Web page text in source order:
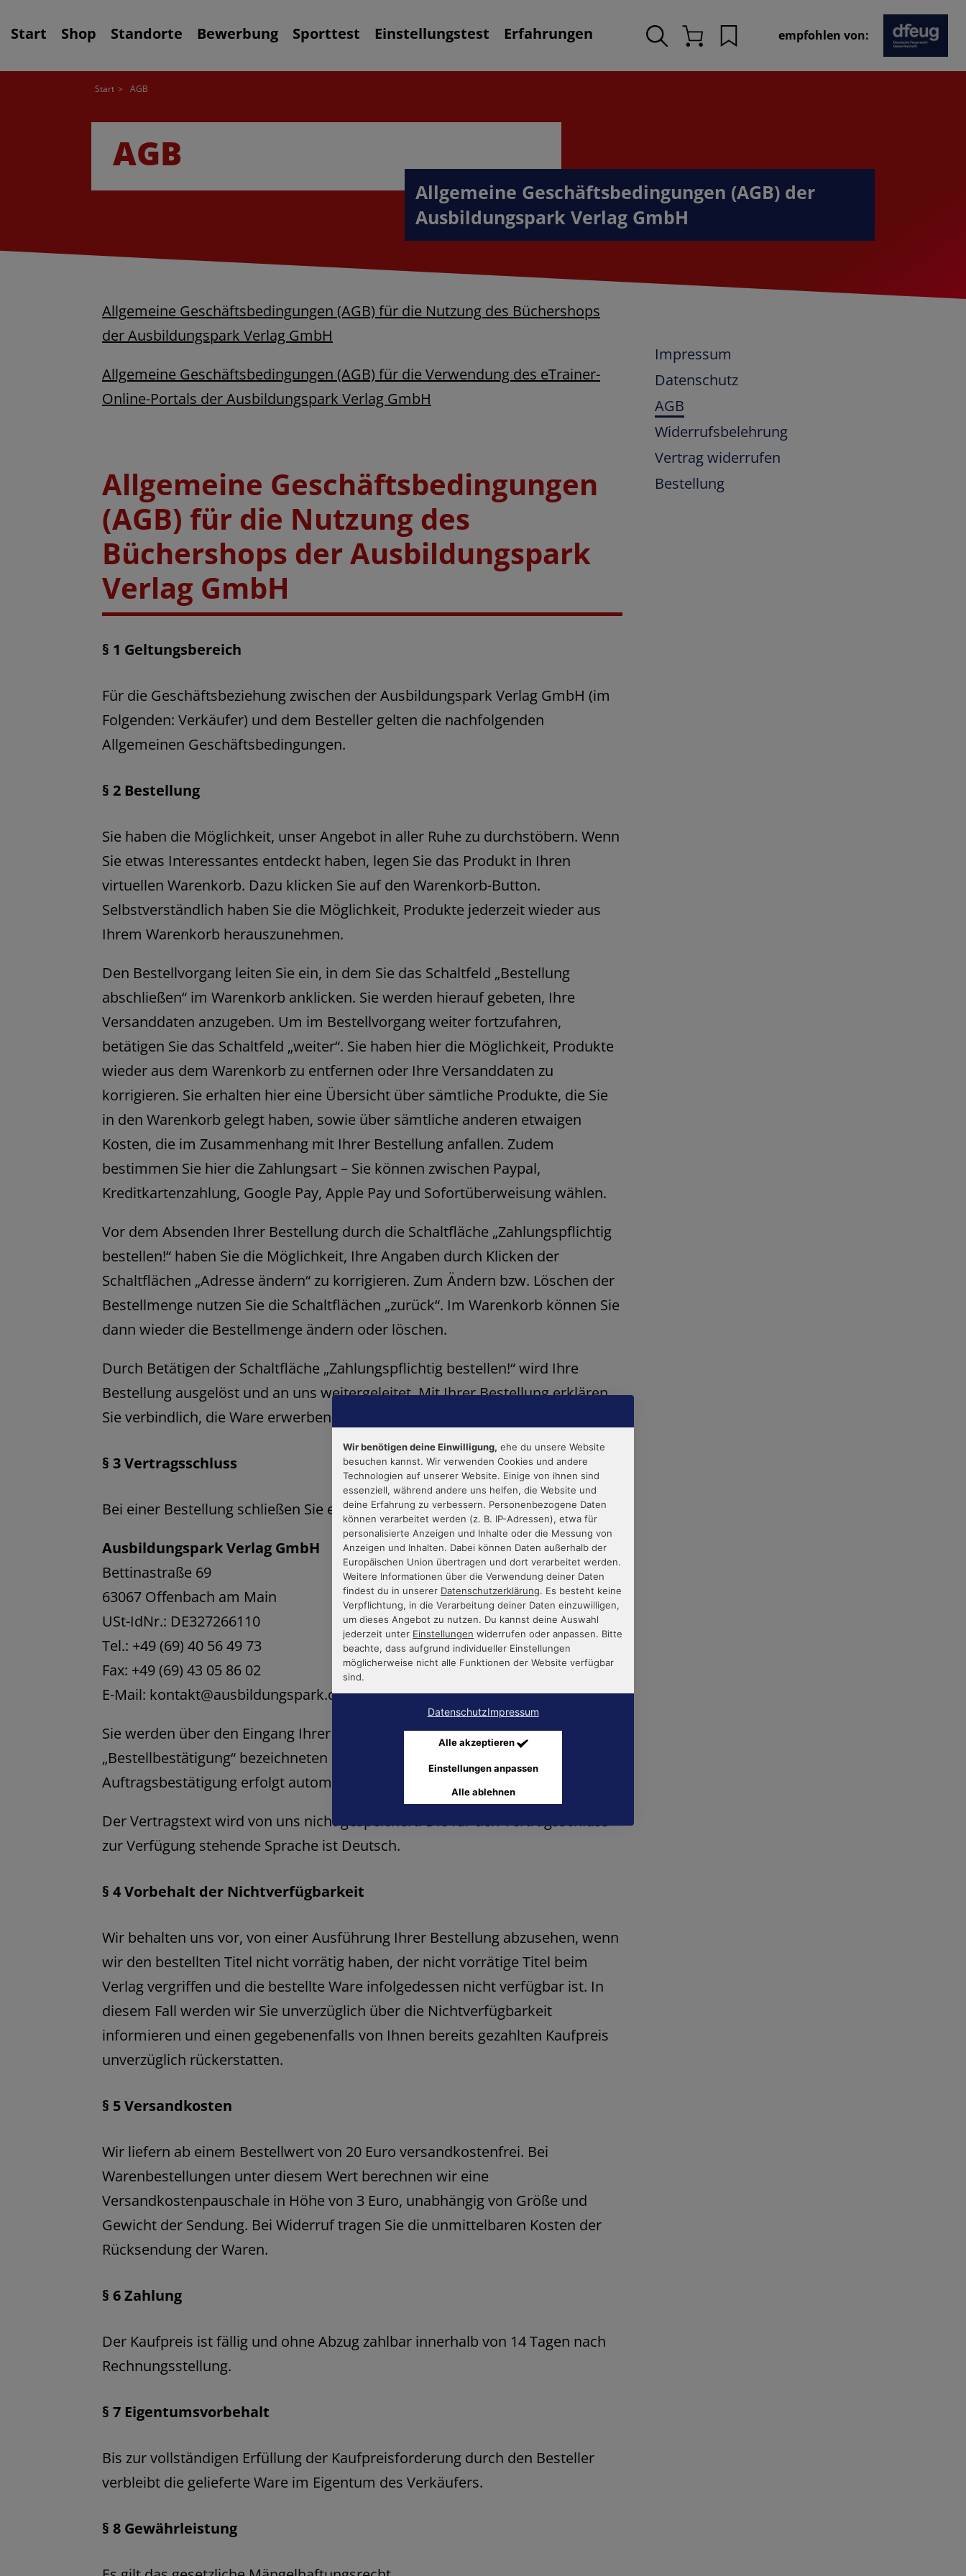
Start Shop Standorte Bewerbung Sporttest Einstellungstest
Erfahrungen
Merkliste
empfohlen von:
Start AGB
AGB
Allgemeine Geschäftsbedingungen (AGB) der
Ausbildungspark Verlag GmbH
Allgemeine Geschäftsbedingungen (AGB) für die Nutzung des Büchershops
der Ausbildungspark Verlag GmbH
Allgemeine Geschäftsbedingungen (AGB) für die Verwendung des eTrainer-
Online-Portals der Ausbildungspark Verlag GmbH
Allgemeine Geschäftsbedingungen
(AGB) für die Nutzung des
Büchershops der Ausbildungspark
Verlag GmbH
§ 1 Geltungsbereich
Für die Geschäftsbeziehung zwischen der Ausbildungspark Verlag GmbH (im
Folgenden: Verkäufer) und dem Besteller gelten die nachfolgenden
Allgemeinen Geschäftsbedingungen.
§ 2 Bestellung
Sie haben die Möglichkeit, unser Angebot in aller Ruhe zu durchstöbern. Wenn
Sie etwas Interessantes entdeckt haben, legen Sie das Produkt in Ihren
virtuellen Warenkorb. Dazu klicken Sie auf den Warenkorb-Button.
Selbstverständlich haben Sie die Möglichkeit, Produkte jederzeit wieder aus
Ihrem Warenkorb herauszunehmen.
Den Bestellvorgang leiten Sie ein, in dem Sie das Schaltfeld „Bestellung
abschließen“ im Warenkorb anklicken. Sie werden hierauf gebeten, Ihre
Versanddaten anzugeben. Um im Bestellvorgang weiter fortzufahren,
betätigen Sie das Schaltfeld „weiter“. Sie haben hier die Möglichkeit, Produkte
wieder aus dem Warenkorb zu entfernen oder Ihre Versanddaten zu
korrigieren. Sie erhalten hier eine Übersicht über sämtliche Produkte, die Sie
in den Warenkorb gelegt haben, sowie über sämtliche anderen etwaigen
Kosten, die im Zusammenhang mit Ihrer Bestellung anfallen. Zudem
bestimmen Sie hier die Zahlungsart – Sie können zwischen Paypal,
Kreditkartenzahlung, Google Pay, Apple Pay und Sofortüberweisung wählen.
Vor dem Absenden Ihrer Bestellung durch die Schaltfläche „Zahlungspflichtig
bestellen!“ haben Sie die Möglichkeit, Ihre Angaben durch Klicken der
Schaltflächen „Adresse ändern“ zu korrigieren. Zum Ändern bzw. Löschen der
Bestellmenge nutzen Sie die Schaltflächen „zurück“. Im Warenkorb können Sie
dann wieder die Bestellmenge ändern oder löschen.
Durch Betätigen der Schaltfläche „Zahlungspflichtig bestellen!“ wird Ihre
Bestellung ausgelöst und an uns weitergeleitet. Mit Ihrer Bestellung erklären
Sie verbindlich, die Ware erwerben zu wollen.
§ 3 Vertragsschluss
Bei einer Bestellung schließen Sie einen Vertrag mit:
Ausbildungspark Verlag GmbH
Bettinastraße 69
63067 Offenbach am Main
USt-IdNr.: DE327266110
Tel.: +49 (69) 40 56 49 73
Fax: +49 (69) 43 05 86 02
E-Mail: kontakt@ausbildungspark.com
Sie werden über den Eingang Ihrer Bestellung umgehend mit einer als
„Bestellbestätigung“ bezeichneten E-Mail informiert. Diese
Auftragsbestätigung erfolgt automatisch und stellt eine Vertragsannahme dar.
Der Vertragstext wird von uns nicht gespeichert. Die für den Vertragsschluss
zur Verfügung stehende Sprache ist Deutsch.
§ 4 Vorbehalt der Nichtverfügbarkeit
Wir behalten uns vor, von einer Ausführung Ihrer Bestellung abzusehen, wenn
wir den bestellten Titel nicht vorrätig haben, der nicht vorrätige Titel beim
Verlag vergriffen und die bestellte Ware infolgedessen nicht verfügbar ist. In
diesem Fall werden wir Sie unverzüglich über die Nichtverfügbarkeit
informieren und einen gegebenenfalls von Ihnen bereits gezahlten Kaufpreis
unverzüglich rückerstatten.
§ 5 Versandkosten
Wir liefern ab einem Bestellwert von 20 Euro versandkostenfrei. Bei
Warenbestellungen unter diesem Wert berechnen wir eine
Versandkostenpauschale in Höhe von 3 Euro, unabhängig von Größe und
Gewicht der Sendung. Bei Widerruf tragen Sie die unmittelbaren Kosten der
Rücksendung der Waren.
§ 6 Zahlung
Der Kaufpreis ist fällig und ohne Abzug zahlbar innerhalb von 14 Tagen nach
Rechnungsstellung.
§ 7 Eigentumsvorbehalt
Bis zur vollständigen Erfüllung der Kaufpreisforderung durch den Besteller
verbleibt die gelieferte Ware im Eigentum des Verkäufers.
§ 8 Gewährleistung
Impressum
Datenschutz
AGB
Widerrufsbelehrung
Vertrag widerrufen
Bestellung
Wir benötigen deine Einwilligung, ehe du unsere Website
besuchen kannst. Wir verwenden Cookies und andere
Technologien auf unserer Website. Einige von ihnen sind
essenziell, während andere uns helfen, die Website und
deine Erfahrung zu verbessern. Personenbezogene Daten
können verarbeitet werden (z. B. IP-Adressen), etwa für
personalisierte Anzeigen und Inhalte oder die Messung von
Anzeigen und Inhalten. Dabei können Daten außerhalb der
Europäischen Union übertragen und dort verarbeitet werden.
Weitere Informationen über die Verwendung deiner Daten
findest du in unserer Datenschutzerklärung. Es besteht keine
Verpflichtung, in die Verarbeitung deiner Daten einzuwilligen,
um dieses Angebot zu nutzen. Du kannst deine Auswahl
jederzeit unter Einstellungen widerrufen oder anpassen. Bitte
beachte, dass aufgrund individueller Einstellungen
möglicherweise nicht alle Funktionen der Website verfügbar
sind.
DatenschutzImpressum
Alle akzeptieren
Einstellungen anpassen
Alle ablehnen